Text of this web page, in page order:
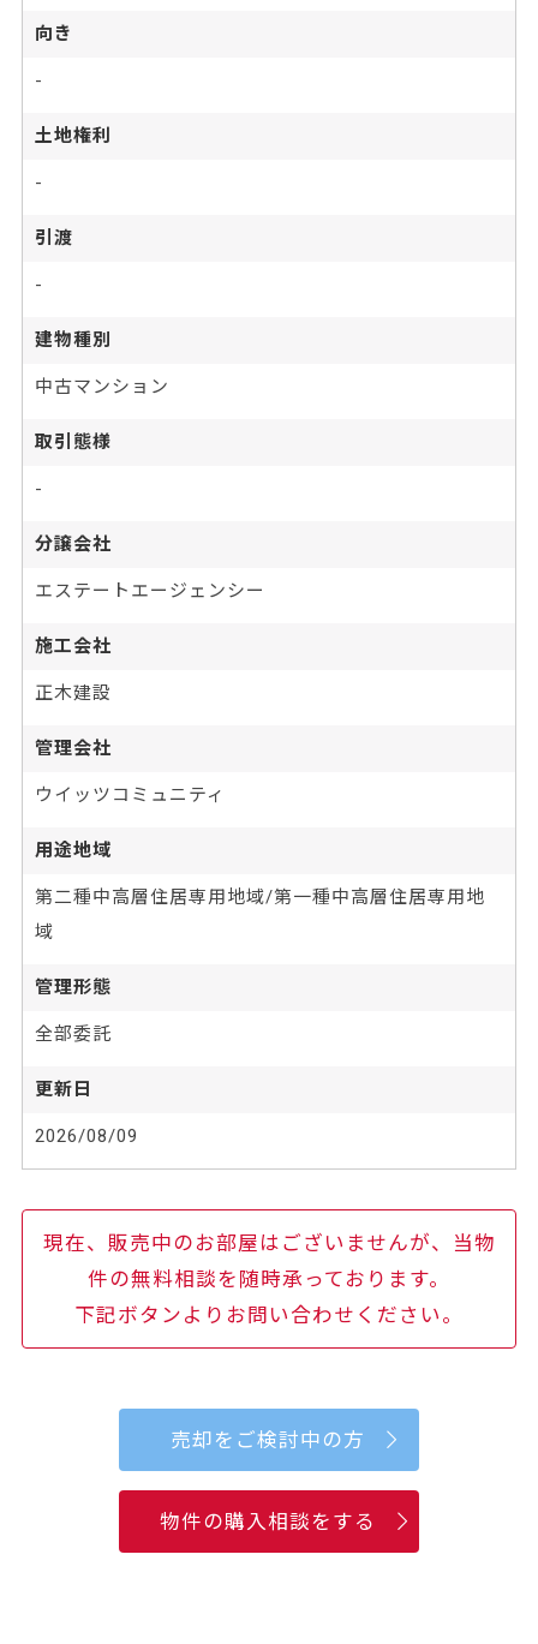
向き
-
土地権利
-
引渡
-
建物種別
中古マンション
取引態様
-
分譲会社
エステートエージェンシー
施工会社
正木建設
管理会社
ウイッツコミュニティ
用途地域
第二種中高層住居専用地域/第一種中高層住居専用地
域
管理形態
全部委託
更新日
2026/08/09
現在、販売中のお部屋はございませんが、当物
件の無料相談を随時承っております。
下記ボタンよりお問い合わせください。
売却をご検討中の方
物件の購入相談をする